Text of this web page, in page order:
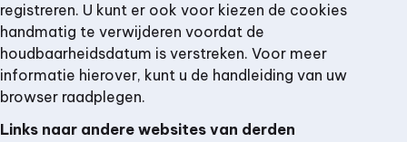
registreren. U kunt er ook voor kiezen de cookies
handmatig te verwijderen voordat de
houdbaarheidsdatum is verstreken. Voor meer
informatie hierover, kunt u de handleiding van uw
browser raadplegen.
Links naar andere websites van derden